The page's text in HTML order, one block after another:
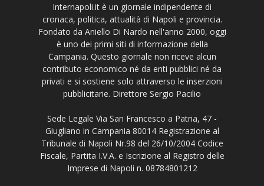
Internapoli.it è un giornale indipendente di
cronaca, politica, attualità di Napoli e provincia.
Fondato da Aniello Di Nardo nell'anno 2000, oggi
è uno dei primi siti di informazione della
Campania. Questo giornale non riceve alcun
contributo economico né da enti pubblici né da
privati e si sostiene solo attraverso le inserzioni
pubblicitarie. Direttore Sergio Pacilio
Sede Legale Via San Francesco a Patria, 47 -
Giugliano in Campania 80014 Registrazione al
Tribunale di Napoli Nr.98 del 26/10/2004 Codice
Fiscale, Partita I.V.A. e Iscrizione al Registro delle
Imprese di Napoli n. 08784801212